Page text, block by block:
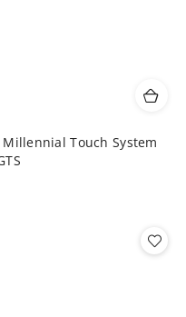
Touch System